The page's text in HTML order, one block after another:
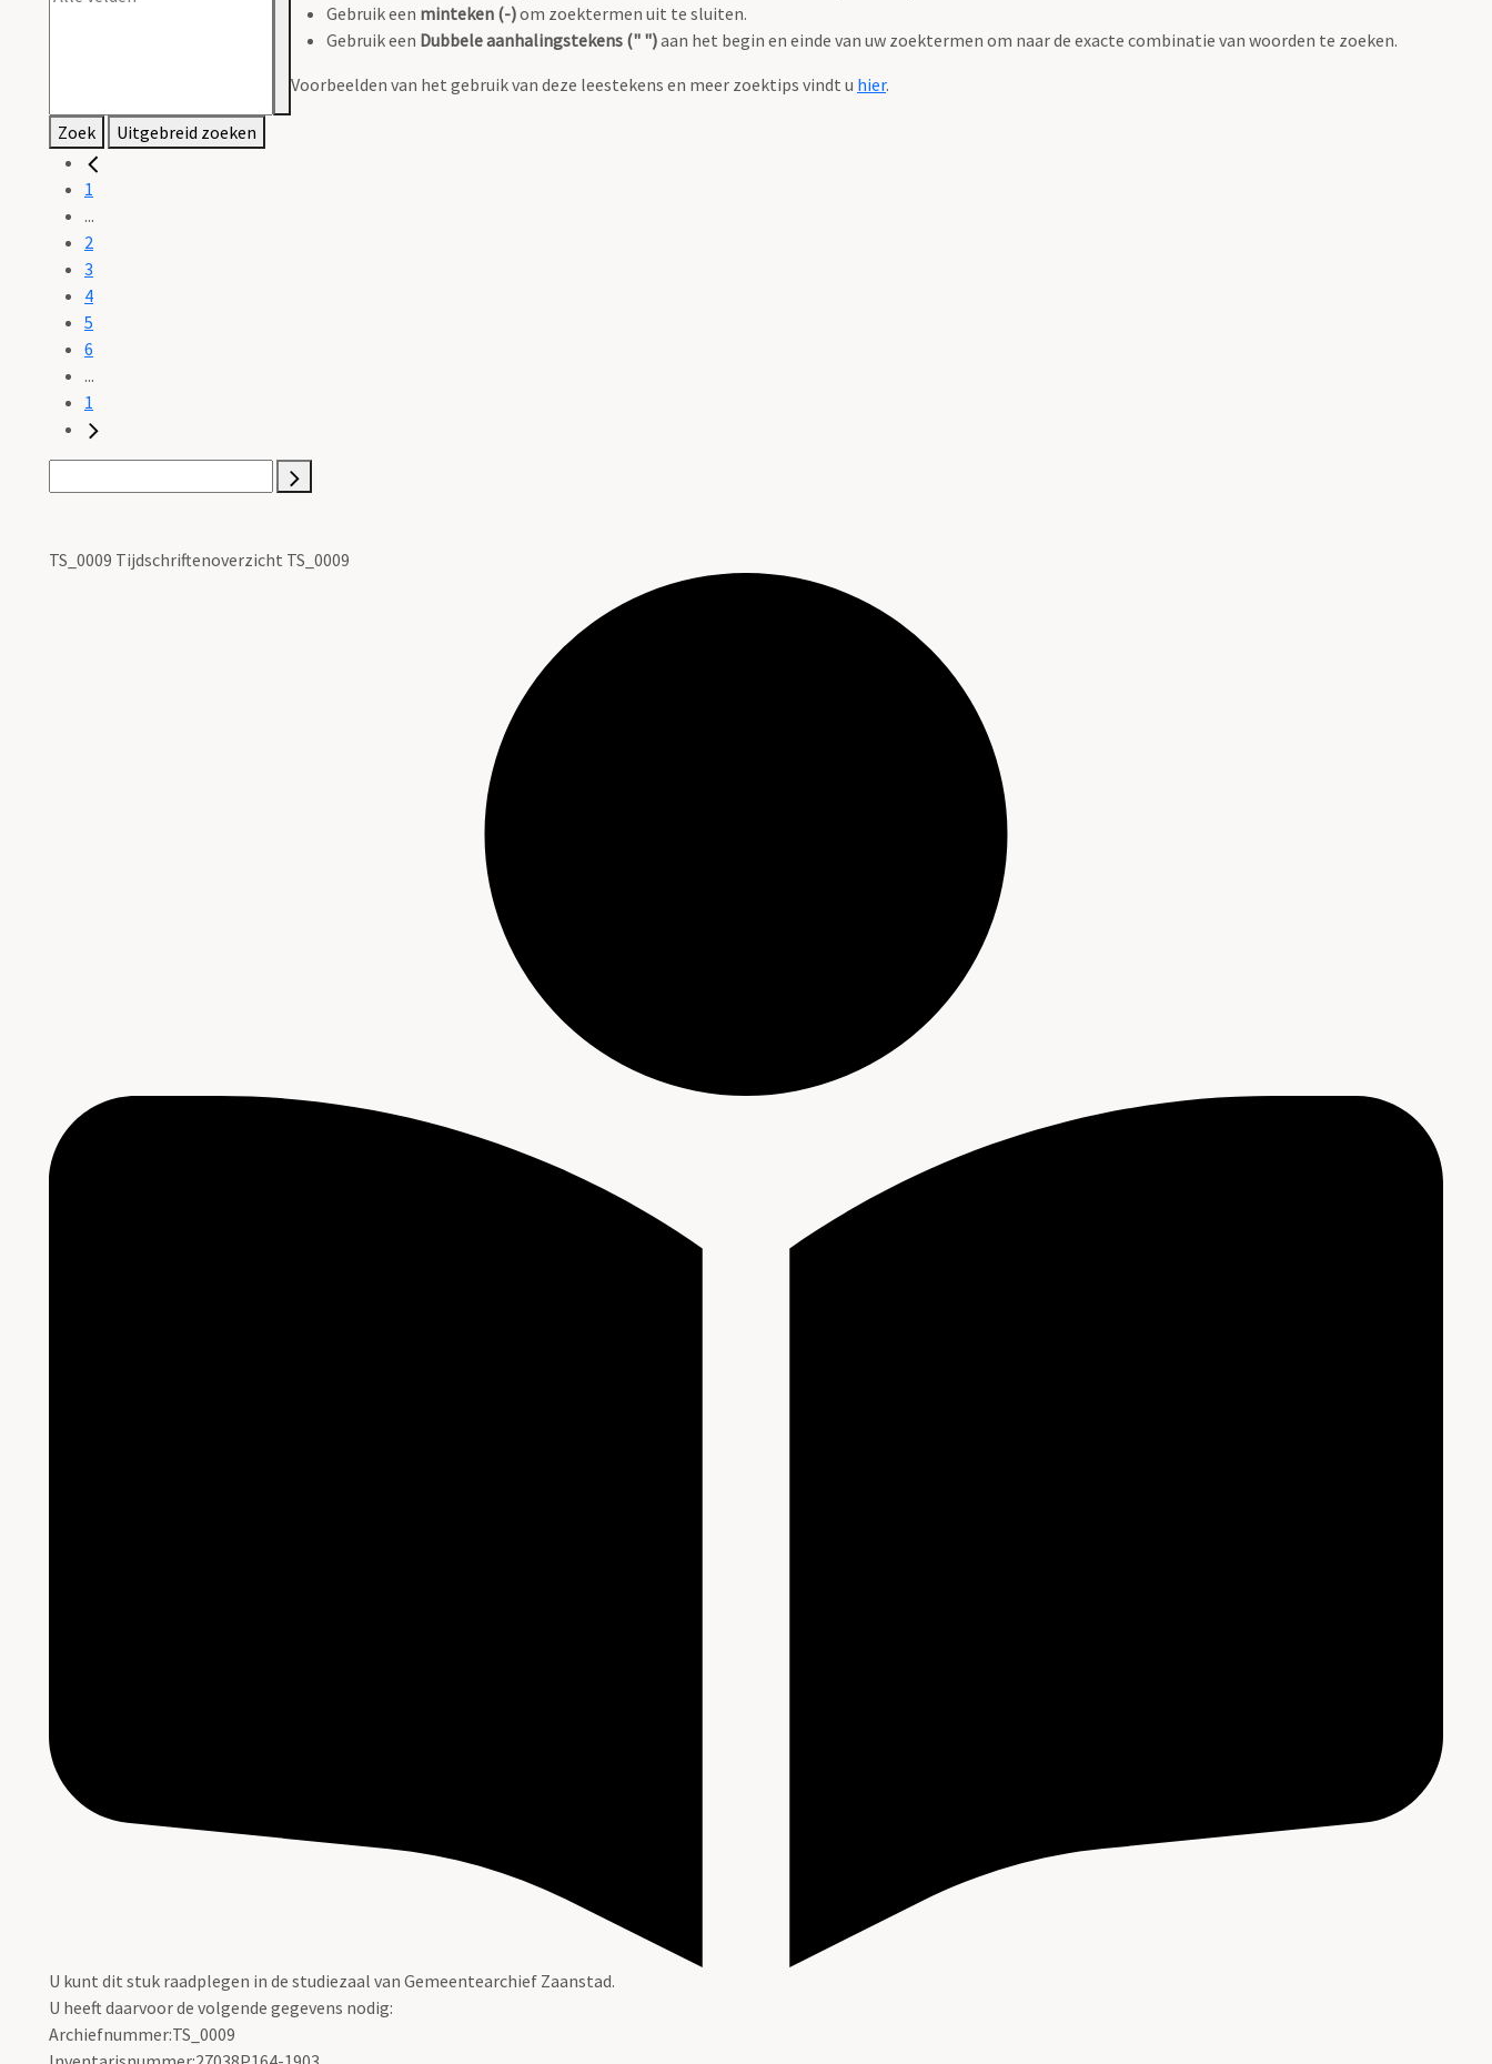
Gebruik een minteken (-)om zoektermen uit te sluiten.
Gebruik een Dubbele aanhalingstekens (" ")aan het begin en einde van uw zoektermen om naar de exacte combinatie van woorden te zoeken.
Voorbeelden van het gebruik van deze leestekens en meer zoektips vindt u hier.
Zoek Uitgebreid zoeken
1
...
2
3
4
5
6
...
1
TS_0009 Tijdschriftenoverzicht TS_0009
U kunt dit stuk raadplegen in de studiezaal van Gemeentearchief Zaanstad.
U heeft daarvoor de volgende gegevens nodig:
Archiefnummer:TS_0009